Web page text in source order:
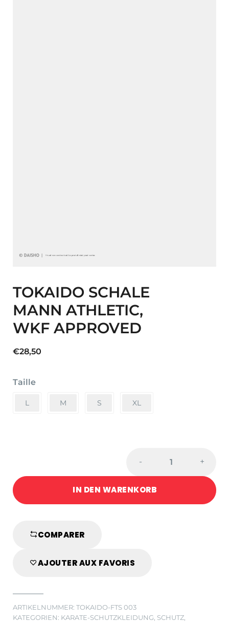
TOKAIDO SCHALE
MANN ATHLETIC,
WKF APPROVED
€28,50
Taille
L M S XL
MANN
ATHLETIC,
WKF
- +
IN DEN WARENKORB
COMPARER
AJOUTER AUX FAVORIS
ARTIKELNUMMER: TOKAIDO-FTS 003
KATEGORIEN: KARATE-SCHUTZKLEIDUNG SCHUTZ